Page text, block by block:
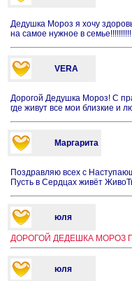
Дедушка Мороз я хочу
на самое нужное в
VERA
Дорогой Дедушка Мороз! С
где живут все мои близкие
Маргарита
Поздравляю всех с
Пусть в Сердцах живёт
юля
ДОРОГОЙ ДЕДЕШКА МОРОЗ
юля